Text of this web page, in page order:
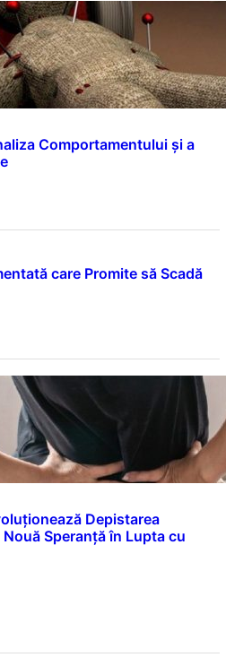
Comportamentului și a
care Promite să Scadă
Depistarea
Speranță în Lupta cu